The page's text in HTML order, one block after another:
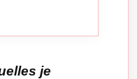
je